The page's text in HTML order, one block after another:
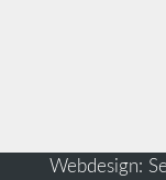
Webdesign: